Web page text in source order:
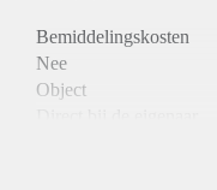
Bemiddelingskosten
Nee
Object